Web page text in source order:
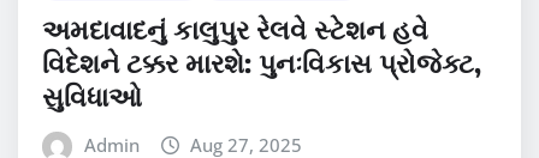
અમદાવાદનું કાલુપુર રેલવે સ્ટેશન હવે
વિદેશને ટક્કર મારશે: પુનઃવિકાસ પ્રોજેક્ટ,
સુવિધાઓ
Admin Aug 27, 2025